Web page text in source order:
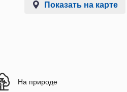
Показать на карте
На природе